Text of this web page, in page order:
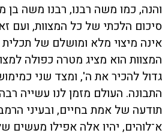
והנה, כמו משה רבנו, רבנו משה בן
סיכום הלכתי של כל המצוות, ועם
אינה מיצוי מלא ומושלם של
המצוות הוא מציג מטרה כפולה
גדול להכיר את ה', ומצד שני
התבונה. העולם מזמן לנו עשייה
תודעה של אמת בחיים, ובעיני
א־לוהים, יהיו אלה אפילו מעשים